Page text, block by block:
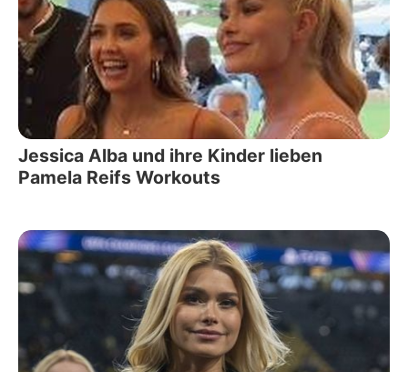
Jessica Alba und ihre Kinder lieben
Pamela Reifs Workouts